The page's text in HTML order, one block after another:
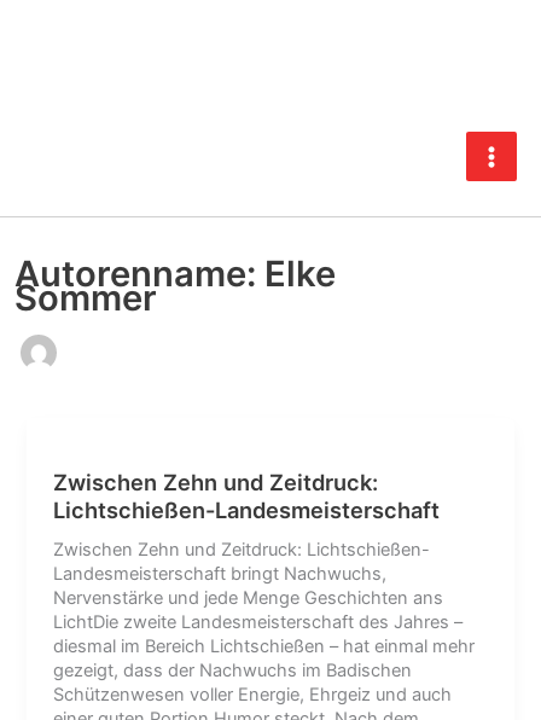
Autorenname: Elke
Sommer
Zwischen Zehn und Zeitdruck:
Lichtschießen-Landesmeisterschaft
Zwischen Zehn und Zeitdruck: Lichtschießen-
Landesmeisterschaft bringt Nachwuchs,
Nervenstärke und jede Menge Geschichten ans
LichtDie zweite Landesmeisterschaft des Jahres –
diesmal im Bereich Lichtschießen – hat einmal mehr
gezeigt, dass der Nachwuchs im Badischen
Schützenwesen voller Energie, Ehrgeiz und auch